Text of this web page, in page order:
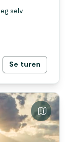
selv
Se turen